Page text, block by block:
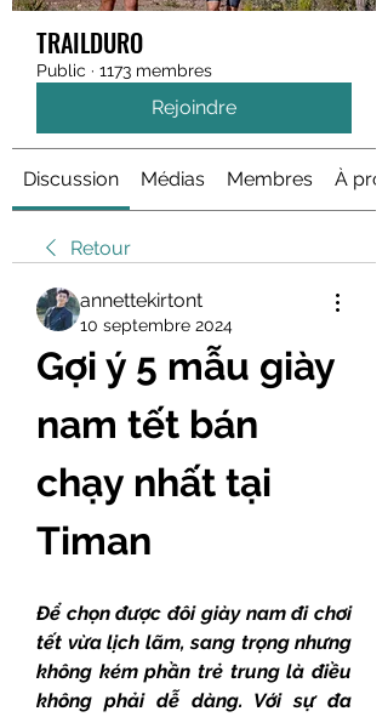
TRAILDURO
Public · 1173 membres
Rejoindre
Discussion Médias Membres À
Retour
annettekirtont
10 septembre 2024
Gợi ý 5 mẫu giày
nam tết bán
chạy nhất tại
Timan
Để chọn được đôi giày nam đi chơi
tết vừa lịch lãm, sang trọng nhưng
không kém phần trẻ trung là điều
không phải dễ dàng. Với sự đa